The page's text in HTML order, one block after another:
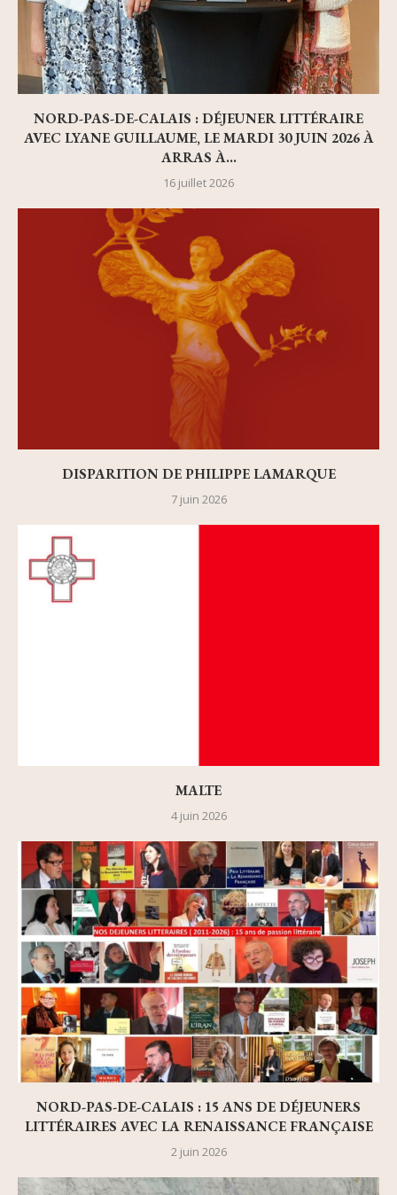
NORD-PAS-DE-CALAIS : DÉJEUNER LITTÉRAIRE
AVEC LYANE GUILLAUME, LE MARDI 30 JUIN 2026 À
ARRAS À...
16 juillet 2026
DISPARITION DE PHILIPPE LAMARQUE
7 juin 2026
MALTE
4 juin 2026
NORD-PAS-DE-CALAIS : 15 ANS DE DÉJEUNERS
LITTÉRAIRES AVEC LA RENAISSANCE FRANÇAISE
2 juin 2026